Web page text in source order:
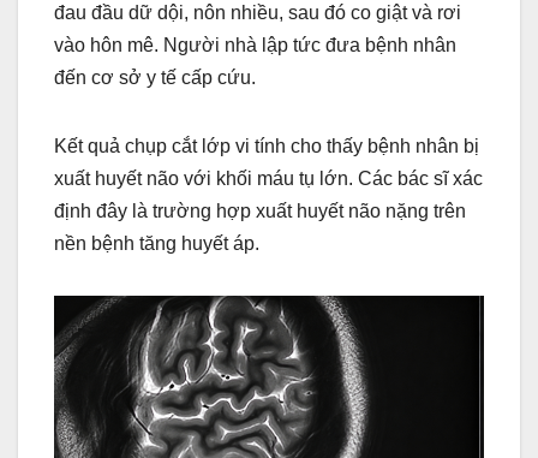
đau đầu dữ dội, nôn nhiều, sau đó co giật và rơi
vào hôn mê. Người nhà lập tức đưa bệnh nhân
đến cơ sở y tế cấp cứu.
Kết quả chụp cắt lớp vi tính cho thấy bệnh nhân bị
xuất huyết não với khối máu tụ lớn. Các bác sĩ xác
định đây là trường hợp xuất huyết não nặng trên
nền bệnh tăng huyết áp.